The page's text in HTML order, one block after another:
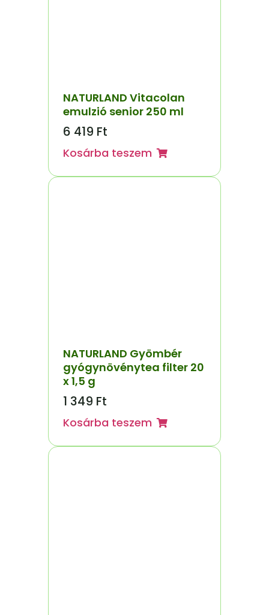
NATURLAND Vitacolan
emulzió senior 250 ml
6 419 Ft
Kosárba teszem
NATURLAND Gyömbér
gyógynövénytea filter 20
x 1,5 g
1 349 Ft
Kosárba teszem